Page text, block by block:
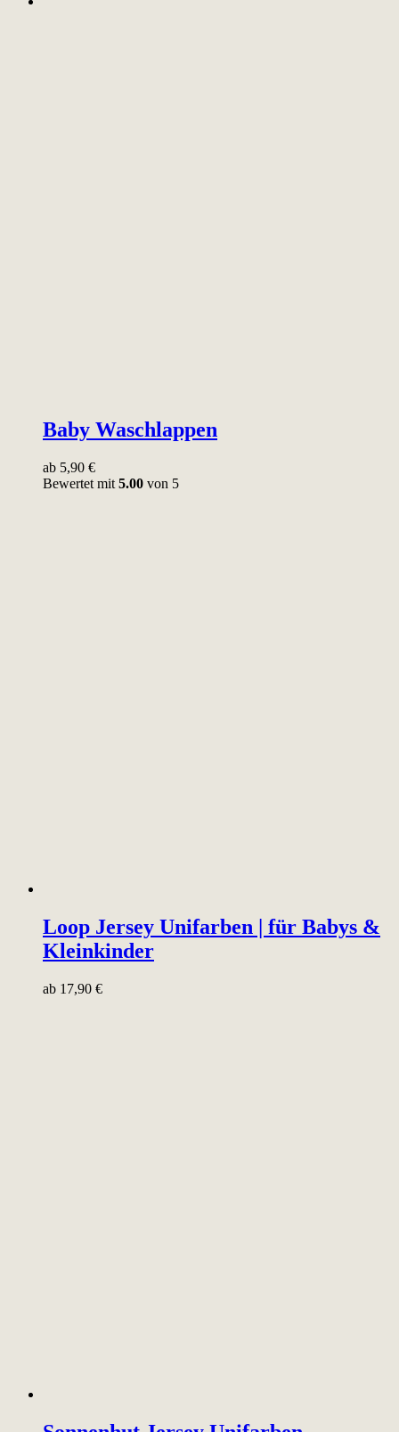
Baby Waschlappen
ab 5,90 €
Bewertet mit 5.00 von 5
Loop Jersey Unifarben | für Babys &
Kleinkinder
ab 17,90 €